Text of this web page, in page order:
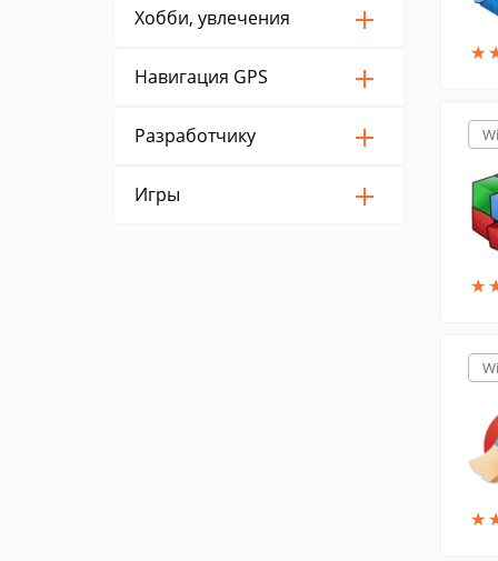
Хобби, увлечения
Навигация GPS
Разработчику
Игры
★
★
★
★
★
★